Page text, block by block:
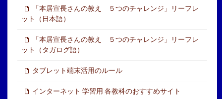
「本居宣長さんの教え ５つのチャレンジ」リーフレ
ット（日本語）
「本居宣長さんの教え ５つのチャレンジ」リーフレ
ット（タガログ語）
タブレット端末活用のルール
インターネット 学習用 各教科のおすすめサイト